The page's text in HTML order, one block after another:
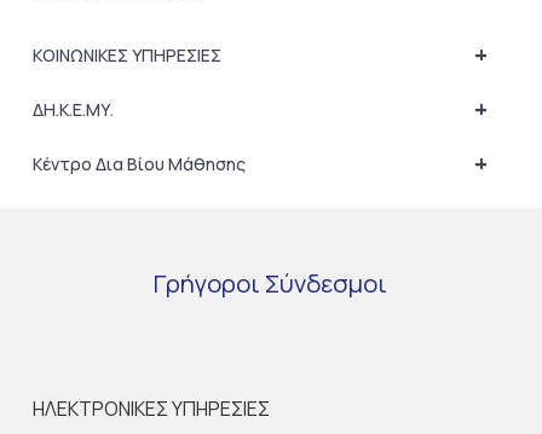
+
ΚΟΙΝΩΝΙΚΕΣ ΥΠΗΡΕΣΙΕΣ
+
ΔΗ.Κ.Ε.ΜΥ.
+
Κέντρο Δια Βίου Μάθησης
Γρήγοροι Σύνδεσμοι
ΗΛΕΚΤΡΟΝΙΚΕΣ ΥΠΗΡΕΣΙΕΣ